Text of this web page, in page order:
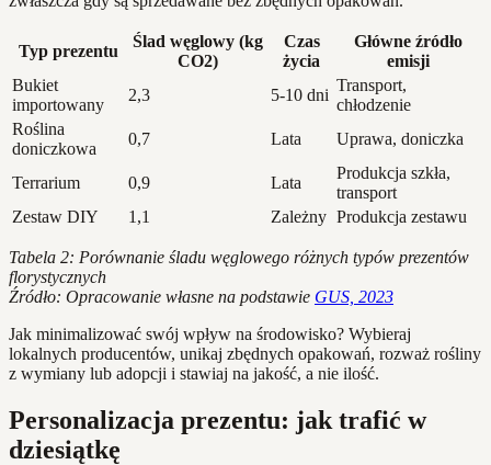
Typ prezentu
Ślad węglowy (kg
CO2)
Czas
życia
Główne źródło
emisji
Bukiet
importowany
2,3 5-10 dni
Transport,
chłodzenie
Roślina
doniczkowa
0,7 Lata Uprawa, doniczka
Terrarium 0,9 Lata
Produkcja szkła,
transport
Zestaw DIY
1,1 Zależny Produkcja zestawu
Tabela 2: Porównanie śladu węglowego różnych typów prezentów
florystycznych
Źródło: Opracowanie własne na podstawie GUS, 2023
Jak minimalizować swój wpływ na środowisko? Wybieraj
lokalnych producentów, unikaj zbędnych opakowań, rozważ rośliny
z wymiany lub adopcji i stawiaj na jakość, a nie ilość.
Personalizacja prezentu: jak trafić w
dziesiątkę